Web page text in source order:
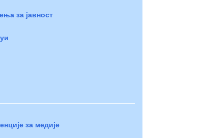
за јавност
за медије